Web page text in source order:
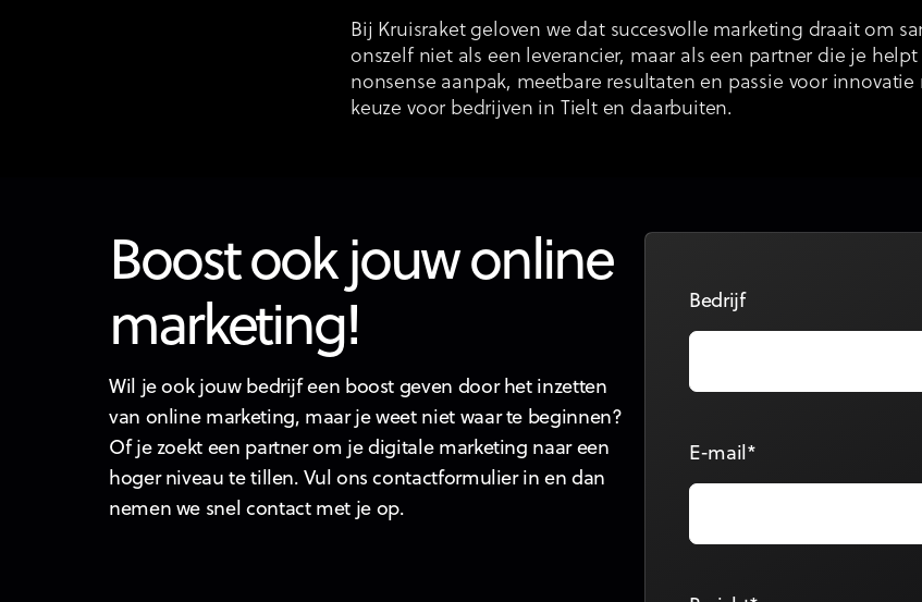
Bij Kruisraket geloven we dat succesvolle marketing draait om
onszelf niet als een leverancier, maar als een partner die je
nonsense aanpak, meetbare resultaten en passie voor
keuze voor bedrijven in Tielt en daarbuiten.
Boost ook jouw online
marketing!
Wil je ook jouw bedrijf een boost geven door het inzetten
van online marketing, maar je weet niet waar te beginnen?
Of je zoekt een partner om je digitale marketing naar een
hoger niveau te tillen. Vul ons contactformulier in en dan
nemen we snel contact met je op.
Bedrijf
E-mail*